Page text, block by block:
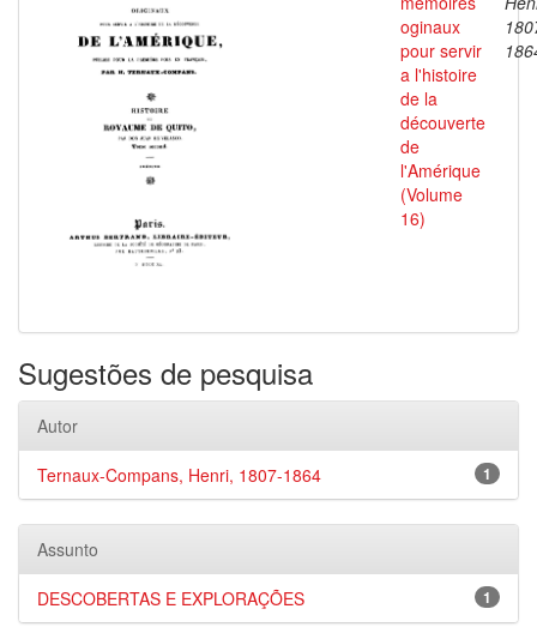
oginaux
pour servir
a l'histoire
de la
découverte
de
l'Amérique
(Volume
16)
Sugestões de pesquisa
Autor
1
Ternaux-Compans, Henri, 1807-1864
Assunto
1
DESCOBERTAS E EXPLORAÇÕES